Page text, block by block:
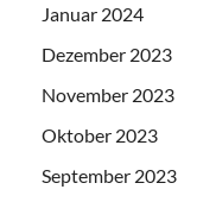
Januar 2024
Dezember 2023
November 2023
Oktober 2023
September 2023